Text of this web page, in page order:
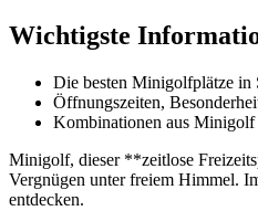
Wichtigste
Die besten Minigolfplätze in
Öffnungszeiten,
Kombinationen aus
Minigolf, dieser **zeitlose
Vergnügen unter freiem Himmel.
entdecken.